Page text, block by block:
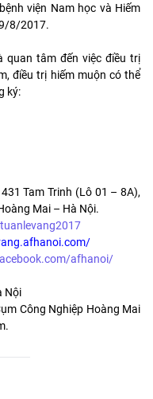
viện Nam học và Hiếm
8/2017.
quan tâm đến việc điều trị
điều trị hiếm muộn có thể
ký:
Tam Trinh (Lô 01 – 8A),
Mai – Hà Nội.
afhanoi/
Nội
Công Nghiệp Hoàng Mai